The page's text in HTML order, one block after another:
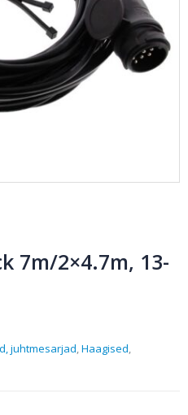
7m/2×4.7m, 13-
juhtmesarjad,Haagised,